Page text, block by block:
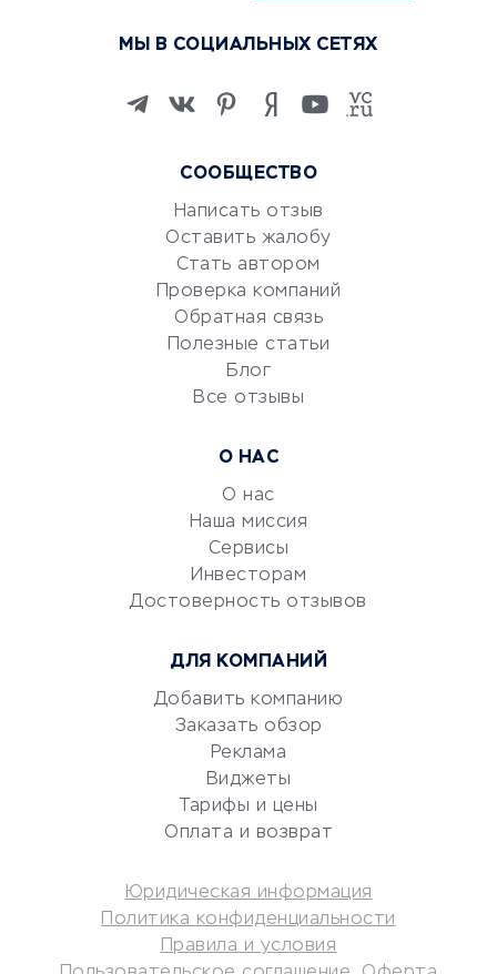
Изучение иностранных
Маркетинг и продажи
Репетиторство
Красота и здоровье
Сервисы по поиску работы
Сетевой маркетинг
УСЛУГИ ДЛЯ БИЗНЕСА
документооборот
Консалтинговые компании
Аудиторские компании
Бухгалтерия онлайн
КРЕДИТЫ И ЗАЙМЫ
Потребительские кредиты
СООБЩЕСТВО
Написать отзыв
Оставить жалобу
Стать автором
Проверка компаний
Обратная связь
Полезные статьи
Блог
Все отзывы
О НАС
О нас
Наша миссия
Сервисы
Инвесторам
Достоверность отзывов
ДЛЯ КОМПАНИЙ
Добавить компанию
Заказать обзор
Реклама
Виджеты
Тарифы и цены
Оплата и возврат
МЫ В СОЦИАЛЬНЫХ СЕТЯХ
Юридическая информация
Политика конфиденциальности
Правила и условия